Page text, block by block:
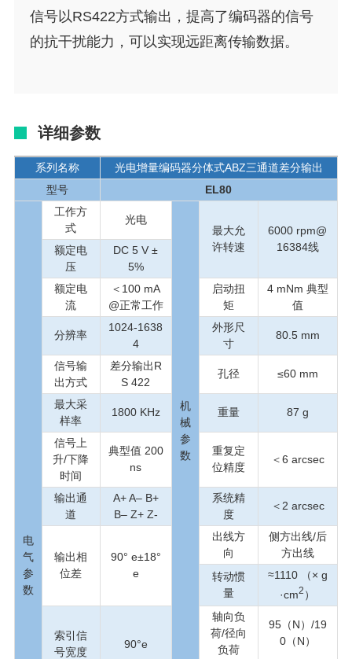
信号以RS422方式输出，提高了编码器的信号
的抗干扰能力，可以实现远距离传输数据。
详细参数
系列名称
光电增量编码器分体式ABZ三通道差分输出
型号
EL80
电
气
参
数
工作方
式
光电
机
械
参
数
最大允
许转速
6000 rpm@
16384线
额定电
压
DC 5 V ±
5%
额定电
流
＜100 mA
@正常工作
启动扭
矩
4 mNm 典型
值
分辨率
1024-1638
4
外形尺
寸
80.5 mm
信号输
出方式
差分输出R
S 422
孔径 ≤60 mm
最大采
样率
1800 KHz 重量 87 g
信号上
升/下降
时间
典型值 200
ns
重复定
位精度
＜6 arcsec
输出通
道
A+ A– B+
B– Z+ Z-
系统精
度
＜2 arcsec
输出相
位差
90° e±18°
e
出线方
向
侧方出线/后
方出线
转动惯
量
≈1110 （× g
·cm2 ）
索引信
号宽度
90°e
轴向负
荷/径向
负荷
95（N）/19
0（N）